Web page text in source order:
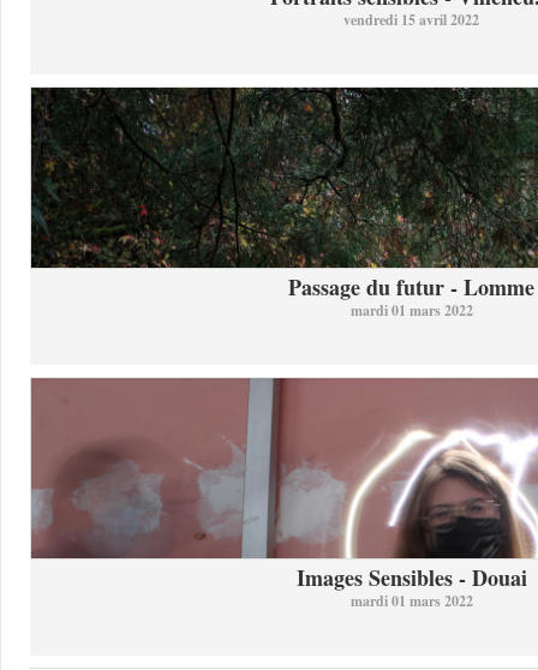
vendredi 15 avril 2022
Passage du futur - Lomme
mardi 01 mars 2022
Images Sensibles - Douai
mardi 01 mars 2022